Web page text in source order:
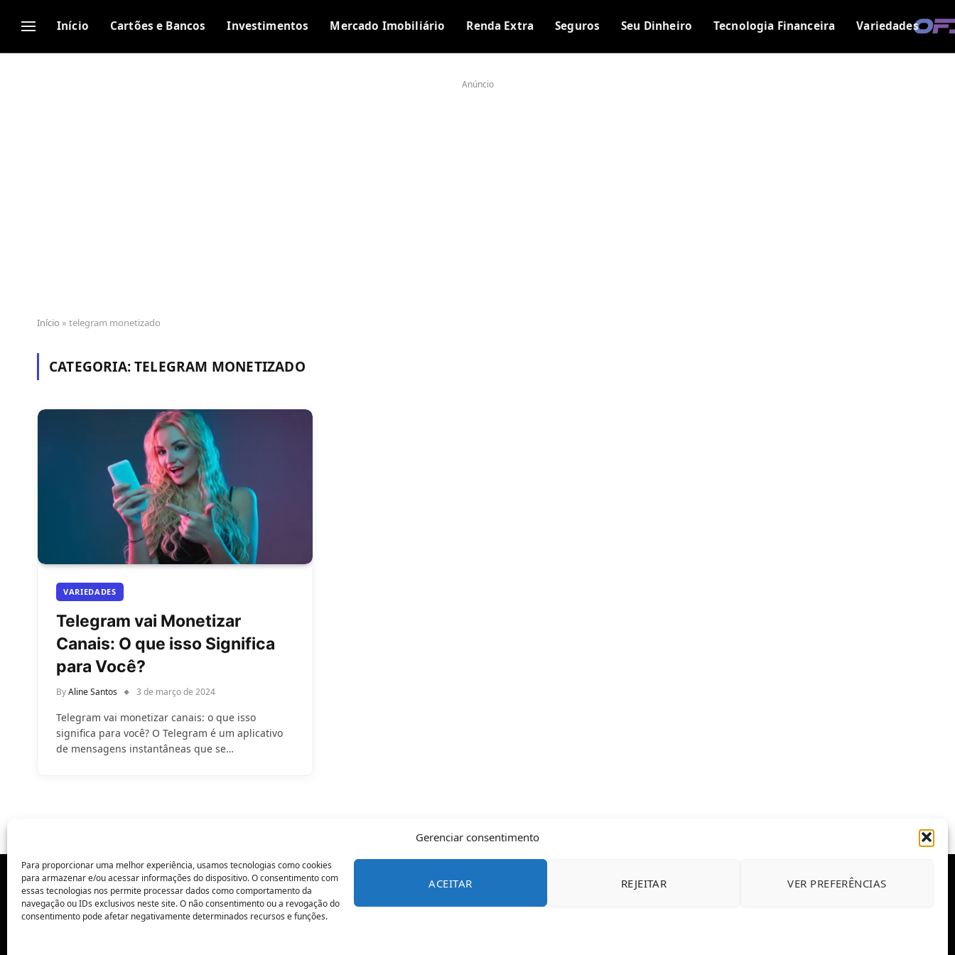
Gerenciar consentimento
Para proporcionar uma melhor experiência, usamos tecnologias como cookies
para armazenar e/ou acessar informações do dispositivo. O consentimento com
essas tecnologias nos permite processar dados como comportamento da
navegação ou IDs exclusivos neste site. O não consentimento ou a revogação do
consentimento pode afetar negativamente determinados recursos e funções.
ACEITAR REJEITAR VER PREFERÊNCIAS
Início Cartões e Bancos Investimentos Mercado Imobiliário Renda Extra Seguros Seu Dinheiro Tecnologia Financeira Variedades
Anúncio
Início » telegram monetizado
CATEGORIA:TELEGRAM MONETIZADO
VARIEDADES
Telegram vai Monetizar
Canais: O que isso Significa
para Você?
ByAline Santos 3 de março de 2024
Telegram vai monetizar canais: o que isso
significa para você? O Telegram é um aplicativo
de mensagens instantâneas que se…
POLÍTICA DE PRIVACIDADE CONTATO SOBRE NÓS